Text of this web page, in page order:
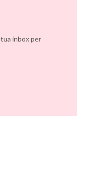
inbox per